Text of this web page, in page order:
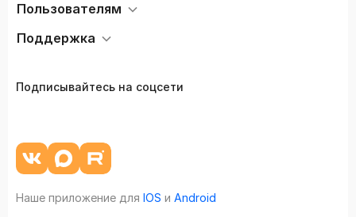
Пользователям
Поддержка
Подписывайтесь на соцсети
Наше приложение для IOS и Android